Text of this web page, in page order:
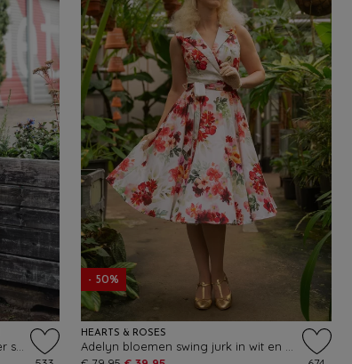
- 50%
HEARTS & ROSES